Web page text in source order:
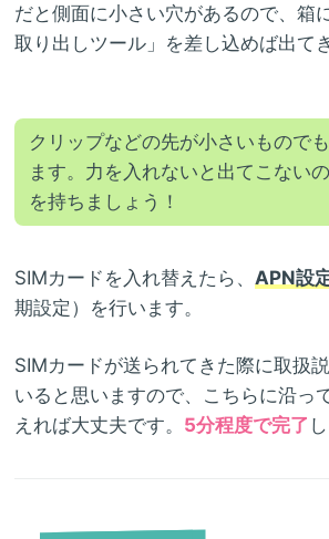
だと側面に小さい穴があるので、箱
取り出しツール」を差し込めば出て
クリップなどの先が小さいもので
ます。力を入れないと出てこない
を持ちましょう！
SIMカードを入れ替えたら、 APN設
期設定）を行います。
SIMカードが送られてきた際に取扱
いると思いますので、こちらに沿っ
えれば大丈夫です。 5分程度で完了